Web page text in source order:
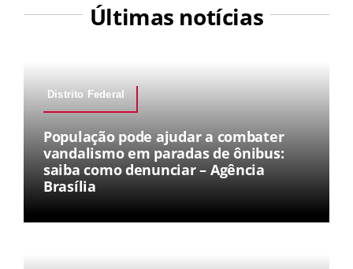
Últimas notícias
Distrito Federal
População pode ajudar a combater
vandalismo em paradas de ônibus:
saiba como denunciar – Agência
Brasília